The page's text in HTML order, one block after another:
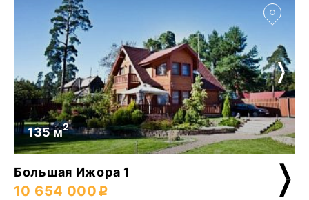
135 м2
Большая Ижора 1
10 654 000